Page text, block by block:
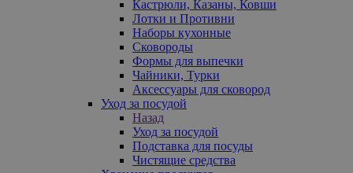
Кастрюли, Казаны, Ковши
Лотки и Противни
Наборы кухонные
Сковороды
Формы для выпечки
Чайники, Турки
Аксессуары для сковород
Уход за посудой
Назад
Уход за посудой
Подставка для посуды
Чистящие средства